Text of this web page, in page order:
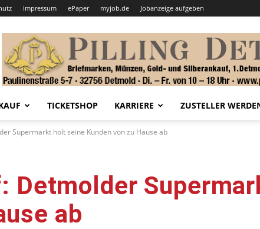
Impressum ePaper myjob.de Jobanzeige aufgeben
TICKETSHOP KARRIERE ZUSTELLER
Supermarkt holt seine Kunden von zu Hause ab
Detmolder
ab